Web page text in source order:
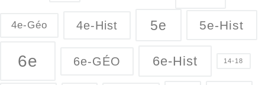
4e-Géo 4e-Hist 5e 5e-Hist
6e 6e-GÉO 6e-Hist 14-18